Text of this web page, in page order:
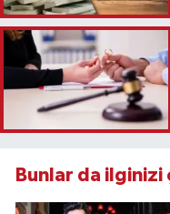
Bunlar da ilginizi